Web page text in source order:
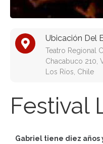
Ubicación Del
Teatro Regional
Chacabuco 210,
Los Ríos, Chile
Festival
Gabriel tiene diez años